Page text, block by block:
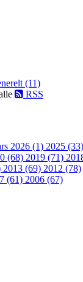
(11)
RSS
2026 (1) 2025 (33)
(68) 2019 (71)
2013 (69) 2012 (78)
(61) 2006 (67)